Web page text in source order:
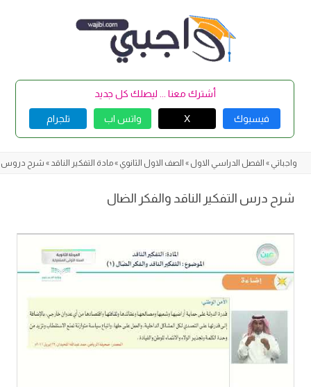
أشترك معنا ... ليصلك كل جديد
فيسبوك X واتس اب تلجرام
واجباتي » الفصل الدراسي الاول » الصف الاول الثانوي »مادة التفكير الناقد » شرح دروس
شرح درس التفكير الناقد والفكر الضال